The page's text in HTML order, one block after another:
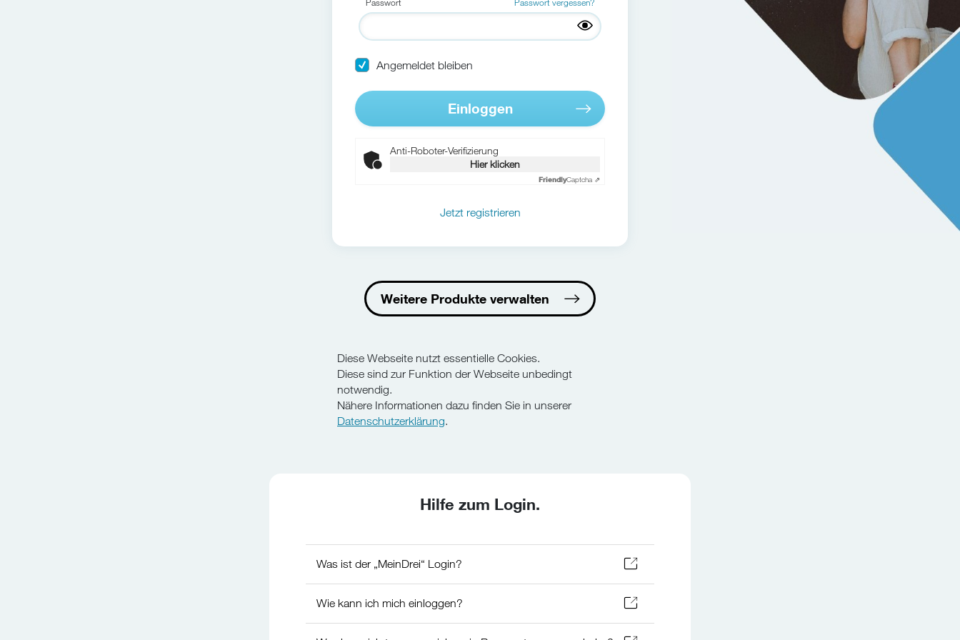
Angemeldet bleiben
Einloggen
Anti-Roboter-Verifizierung
Hier klicken
FriendlyCaptcha ⇗
Jetzt registrieren
Weitere Produkte verwalten
Diese Webseite nutzt essentielle Cookies.
Diese sind zur Funktion der Webseite unbedingt
notwendig.
Nähere Informationen dazu finden Sie in unserer
Datenschutzerklärung.
Hilfe zum Login.
Was ist der „MeinDrei“ Login?
Wie kann ich mich einloggen?